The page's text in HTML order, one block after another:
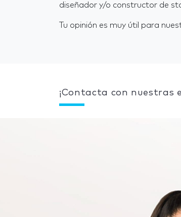
diseñador y/o constructor de
Tu opinión es muy útil para
¡Contacta con nuestras